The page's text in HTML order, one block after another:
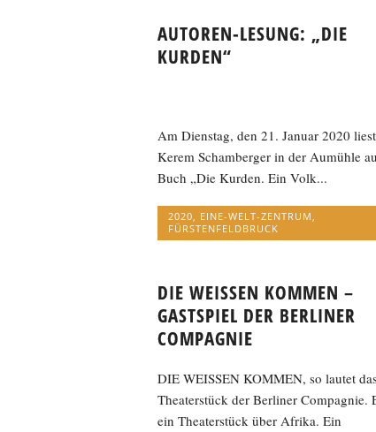
AUTOREN-LESUNG: „DIE
KURDEN“
Am Dienstag, den 21. Januar 2020 liest
Kerem Schamberger in der Aumühle
Buch „Die Kurden. Ein Volk...
2020 EINE-WELT-ZENTRUM
FÜRSTENFELDBRUCK
DIE WEISSEN KOMMEN –
GASTSPIEL DER BERLINER
COMPAGNIE
DIE WEISSEN KOMMEN, so lautet
Theaterstück der Berliner Compagnie.
ein Theaterstück über Afrika. Ein